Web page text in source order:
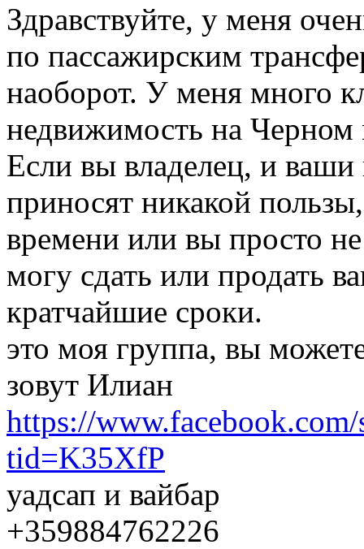
Здравствуйте, у меня
по пассажирским
наоборот. У меня много
недвижимость на Черном
Если вы владелец, и ваши
приносят никакой
времени или вы просто
могу сдать или продать
кратчайшие сроки.
это моя группа, вы
зовут Илиан
https://
tid=K35XfP
уадсап и вайбар
+359884762226